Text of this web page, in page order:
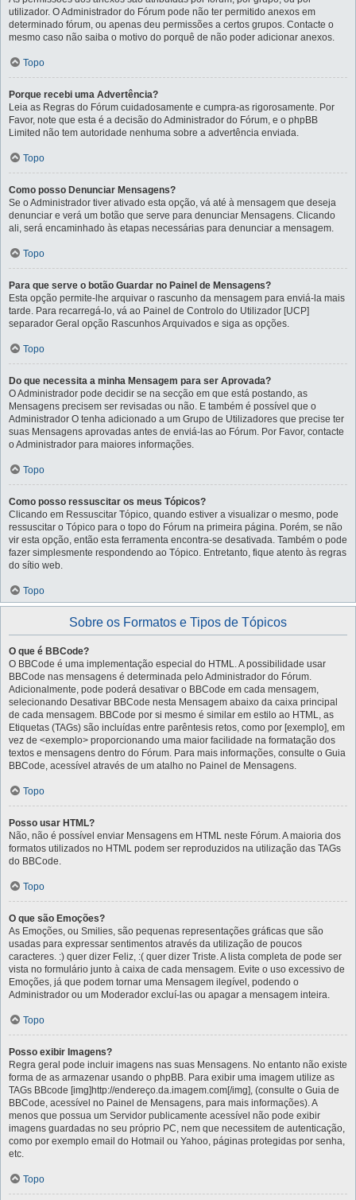
utilizador. O Administrador do Fórum pode não ter permitido anexos em
determinado fórum, ou apenas deu permissões a certos grupos. Contacte o
mesmo caso não saiba o motivo do porquê de não poder adicionar anexos.
Topo
Porque recebi uma Advertência?
Leia as Regras do Fórum cuidadosamente e cumpra-as rigorosamente. Por
Favor, note que esta é a decisão do Administrador do Fórum, e o phpBB
Limited não tem autoridade nenhuma sobre a advertência enviada.
Topo
Como posso Denunciar Mensagens?
Se o Administrador tiver ativado esta opção, vá até à mensagem que deseja
denunciar e verá um botão que serve para denunciar Mensagens. Clicando
ali, será encaminhado às etapas necessárias para denunciar a mensagem.
Topo
Para que serve o botão Guardar no Painel de Mensagens?
Esta opção permite-lhe arquivar o rascunho da mensagem para enviá-la mais
tarde. Para recarregá-lo, vá ao Painel de Controlo do Utilizador [UCP]
separador Geral opção Rascunhos Arquivados e siga as opções.
Topo
Do que necessita a minha Mensagem para ser Aprovada?
O Administrador pode decidir se na secção em que está postando, as
Mensagens precisem ser revisadas ou não. E também é possível que o
Administrador O tenha adicionado a um Grupo de Utilizadores que precise ter
suas Mensagens aprovadas antes de enviá-las ao Fórum. Por Favor, contacte
o Administrador para maiores informações.
Topo
Como posso ressuscitar os meus Tópicos?
Clicando em Ressuscitar Tópico, quando estiver a visualizar o mesmo, pode
ressuscitar o Tópico para o topo do Fórum na primeira página. Porém, se não
vir esta opção, então esta ferramenta encontra-se desativada. Também o pode
fazer simplesmente respondendo ao Tópico. Entretanto, fique atento às regras
do sítio web.
Topo
Sobre os Formatos e Tipos de Tópicos
O que é BBCode?
O BBCode é uma implementação especial do HTML. A possibilidade usar
BBCode nas mensagens é determinada pelo Administrador do Fórum.
Adicionalmente, pode poderá desativar o BBCode em cada mensagem,
selecionando Desativar BBCode nesta Mensagem abaixo da caixa principal
de cada mensagem. BBCode por si mesmo é similar em estilo ao HTML, as
Etiquetas (TAGs) são incluídas entre parêntesis retos, como por [exemplo], em
vez de <exemplo> proporcionando uma maior facilidade na formatação dos
textos e mensagens dentro do Fórum. Para mais informações, consulte o Guia
BBCode, acessível através de um atalho no Painel de Mensagens.
Topo
Posso usar HTML?
Não, não é possível enviar Mensagens em HTML neste Fórum. A maioria dos
formatos utilizados no HTML podem ser reproduzidos na utilização das TAGs
do BBCode.
Topo
O que são Emoções?
As Emoções, ou Smilies, são pequenas representações gráficas que são
usadas para expressar sentimentos através da utilização de poucos
caracteres. :) quer dizer Feliz, :( quer dizer Triste. A lista completa de pode ser
vista no formulário junto à caixa de cada mensagem. Evite o uso excessivo de
Emoções, já que podem tornar uma Mensagem ilegível, podendo o
Administrador ou um Moderador excluí-las ou apagar a mensagem inteira.
Topo
Posso exibir Imagens?
Regra geral pode incluir imagens nas suas Mensagens. No entanto não existe
forma de as armazenar usando o phpBB. Para exibir uma imagem utilize as
TAGs BBcode [img]http://endereço.da.imagem.com[/img], (consulte o Guia de
BBCode, acessível no Painel de Mensagens, para mais informações). A
menos que possua um Servidor publicamente acessível não pode exibir
imagens guardadas no seu próprio PC, nem que necessitem de autenticação,
como por exemplo email do Hotmail ou Yahoo, páginas protegidas por senha,
etc.
Topo